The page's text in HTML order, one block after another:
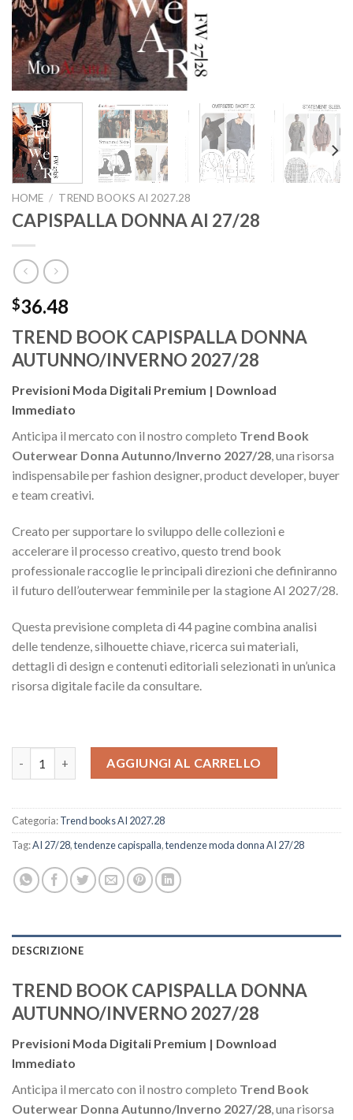
HOME / TREND BOOKS AI 2027.28
CAPISPALLA DONNA AI 27/28
$36.48
TREND BOOK CAPISPALLA DONNA
AUTUNNO/INVERNO 2027/28
Previsioni Moda Digitali Premium | Download
Immediato
Anticipa il mercato con il nostro completo Trend Book
Outerwear Donna Autunno/Inverno 2027/28, una risorsa
indispensabile per fashion designer, product developer, buyer
e team creativi.
Creato per supportare lo sviluppo delle collezioni e
accelerare il processo creativo, questo trend book
professionale raccoglie le principali direzioni che definiranno
il futuro dell’outerwear femminile per la stagione AI 2027/28.
Questa previsione completa di 44 pagine combina analisi
delle tendenze, silhouette chiave, ricerca sui materiali,
dettagli di design e contenuti editoriali selezionati in un’unica
risorsa digitale facile da consultare.
AGGIUNGI AL CARRELLO
Categoria:Trend books AI 2027.28
Tag:AI 27/28,tendenze capispalla,tendenze moda donna AI 27/28
DESCRIZIONE
TREND BOOK CAPISPALLA DONNA
AUTUNNO/INVERNO 2027/28
Previsioni Moda Digitali Premium | Download
Immediato
Anticipa il mercato con il nostro completo Trend Book
Outerwear Donna Autunno/Inverno 2027/28, una risorsa